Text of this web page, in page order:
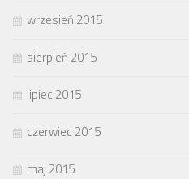
wrzesień 2015
sierpień 2015
lipiec 2015
czerwiec 2015
maj 2015